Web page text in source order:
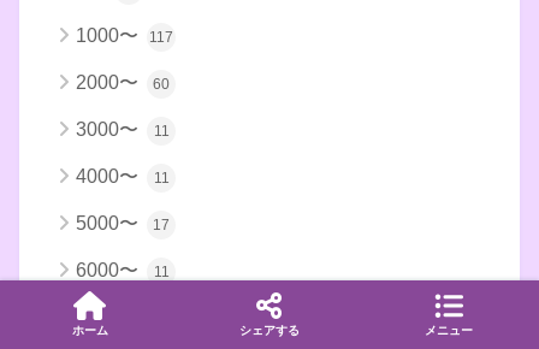
1000〜 117
2000〜 60
3000〜 11
4000〜 11
5000〜 17
6000〜 11
7000〜
ホーム シェアする メニュー